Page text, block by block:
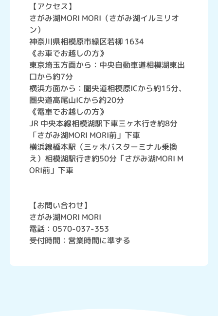
【アクセス】
さがみ湖MORI MORI（さがみ湖イルミリオ
ン）
神奈川県相模原市緑区若柳 1634
《お車でお越しの方》
東京埼玉方面から：中央自動車道相模湖東出
口から約7分
横浜方面から：圏央道相模原ICから約15分、
圏央道高尾山ICから約20分
《電車でお越しの方》
JR 中央本線相模湖駅下車三ヶ木行き約8分
「さがみ湖MORI MORI前」下車
横浜線橋本駅（三ヶ木バスターミナル乗換
え）相模湖駅行き約50分「さがみ湖MORI M
ORI前」下車
【お問い合わせ】
さがみ湖MORI MORI
電話：0570-037-353
受付時間：営業時間に準ずる